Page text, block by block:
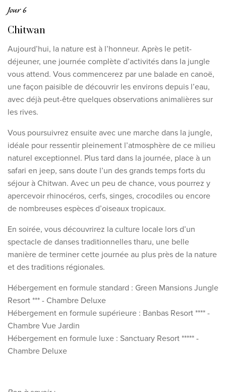
Jour 6
Chitwan
Aujourd’hui, la nature est à l’honneur. Après le petit-
déjeuner, une journée complète d’activités dans la jungle
vous attend. Vous commencerez par une balade en canoë,
une façon paisible de découvrir les environs depuis l’eau,
avec déjà peut-être quelques observations animalières sur
les rives.
Vous poursuivrez ensuite avec une marche dans la jungle,
idéale pour ressentir pleinement l’atmosphère de ce milieu
naturel exceptionnel. Plus tard dans la journée, place à un
safari en jeep, sans doute l’un des grands temps forts du
séjour à Chitwan. Avec un peu de chance, vous pourrez y
apercevoir rhinocéros, cerfs, singes, crocodiles ou encore
de nombreuses espèces d’oiseaux tropicaux.
En soirée, vous découvrirez la culture locale lors d’un
spectacle de danses traditionnelles tharu, une belle
manière de terminer cette journée au plus près de la nature
et des traditions régionales.
Hébergement en formule standard : Green Mansions Jungle
Resort *** - Chambre Deluxe
Hébergement en formule supérieure : Banbas Resort **** -
Chambre Vue Jardin
Hébergement en formule luxe : Sanctuary Resort ***** -
Chambre Deluxe